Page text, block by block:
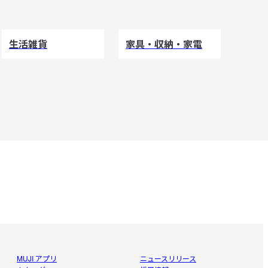
生活雑貨 家具・収納・家電
MUJI アプリ
ニュースリリース